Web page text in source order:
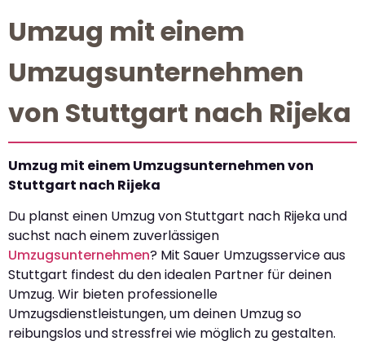
Umzug mit einem
Umzugsunternehmen
von Stuttgart nach Rijeka
Umzug mit einem Umzugsunternehmen von
Stuttgart nach Rijeka
Du planst einen Umzug von Stuttgart nach Rijeka und
suchst nach einem zuverlässigen
Umzugsunternehmen? Mit Sauer Umzugsservice aus
Stuttgart findest du den idealen Partner für deinen
Umzug. Wir bieten professionelle
Umzugsdienstleistungen, um deinen Umzug so
reibungslos und stressfrei wie möglich zu gestalten.